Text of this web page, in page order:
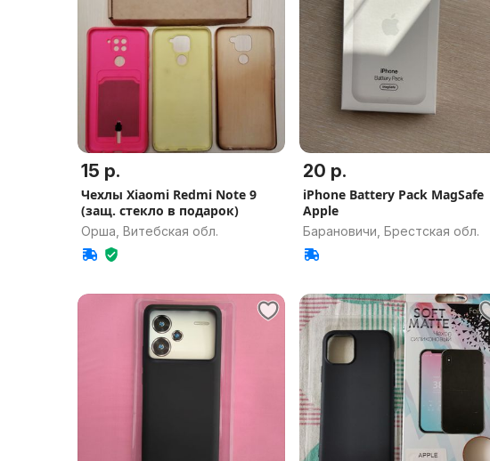
15 р.
Чехлы Xiaomi Redmi Note 9
(защ. стекло в подарок)
Орша, Витебская обл.
20 р.
iPhone Battery Pack MagSafe
Apple
Барановичи, Брестская обл.